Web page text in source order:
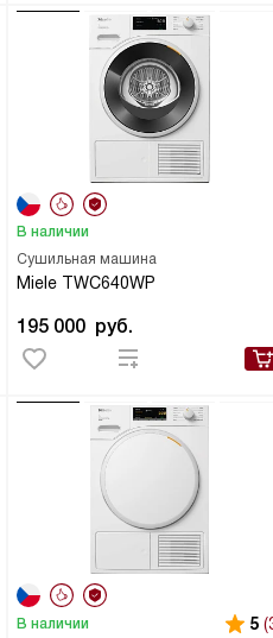
Сушильная машина
Miele TWC640WP
В наличии
195 000 руб.
В наличии 5